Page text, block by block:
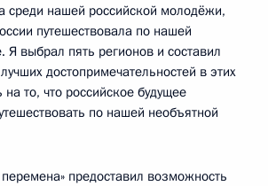
среди нашей российской молодёжи,
путешествовала по нашей
Я выбрал пять регионов и составил
достопримечательностей в этих
то, что российское будущее
по нашей необъятной
предоставил возможность